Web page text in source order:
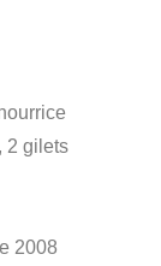
2 gilets
2008